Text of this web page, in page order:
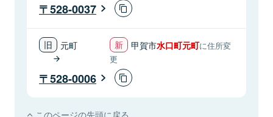
528-0037
元町 甲賀市水口町元町に住所変
更
528-0006
このページの先頭に戻る